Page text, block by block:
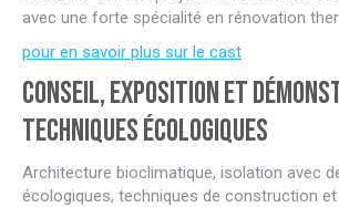
avec une forte spécialité en rénovation
pour en savoir plus sur le cast
Conseil, exposition et
techniques écologiques
Architecture bioclimatique, isolation avec
écologiques, techniques de construction